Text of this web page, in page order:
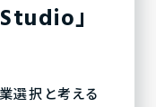
」
選択と考える